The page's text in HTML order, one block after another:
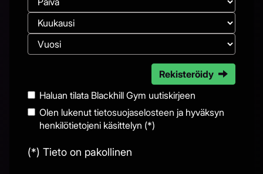
Rekisteröidy
Haluan tilata Blackhill Gym uutiskirjeen
Olen lukenut tietosuojaselosteen ja hyväksyn
henkilötietojeni käsittelyn (*)
(*) Tieto on pakollinen